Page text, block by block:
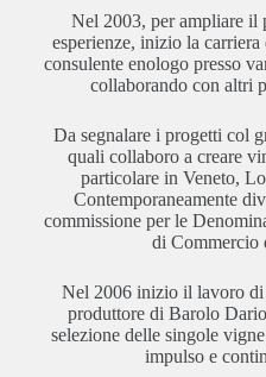
Nel 2003, per ampliare il
esperienze, inizio la
consulente enologo presso
collaborando con altri
Da segnalare i progetti col
quali collaboro a creare
particolare in Veneto,
Contemporaneamente
commissione per le
di Commercio
Nel 2006 inizio il lavoro di
produttore di Barolo
selezione delle singole
impulso e